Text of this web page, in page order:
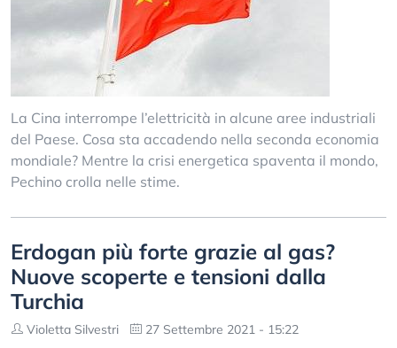
La Cina interrompe l’elettricità in alcune aree industriali
del Paese. Cosa sta accadendo nella seconda economia
mondiale? Mentre la crisi energetica spaventa il mondo,
Pechino crolla nelle stime.
Erdogan più forte grazie al gas?
Nuove scoperte e tensioni dalla
Turchia
Violetta Silvestri 27 Settembre 2021 - 15:22